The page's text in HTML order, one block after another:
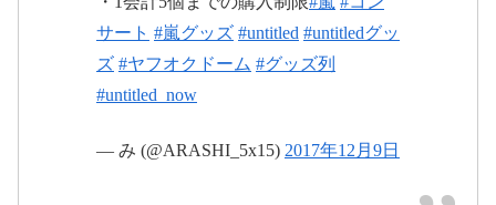
2017年12月8日
サート #嵐グッズ #untitled #untitledグッ
ズ #ヤフオクドーム #グッズ列
#untitled_now
— み (@ARASHI_5x15) 2017年12月9日